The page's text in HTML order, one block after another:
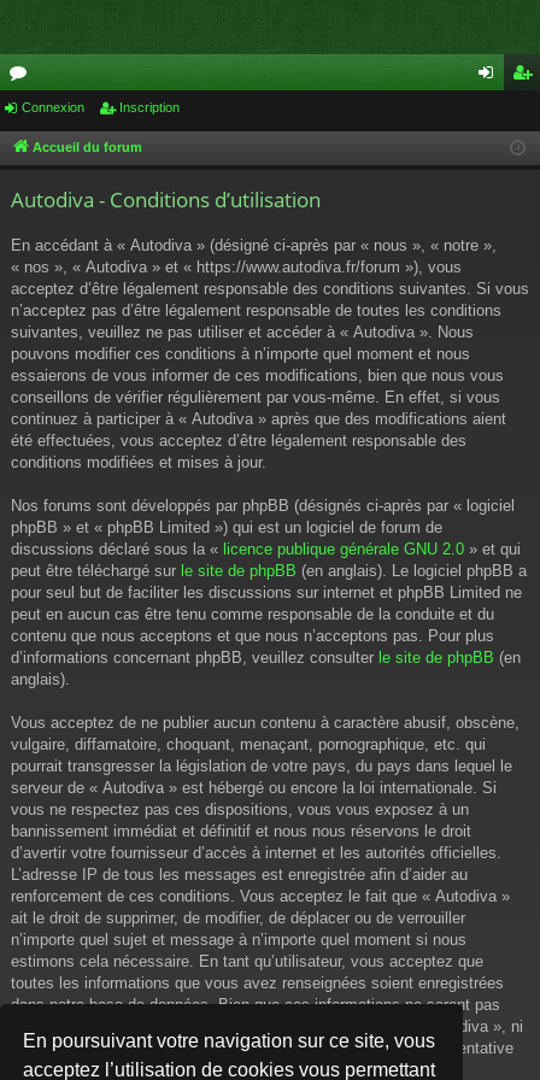
En poursuivant votre navigation sur ce site, vous
acceptez l’utilisation de cookies vous permettant
or
u cri
Connexion Inscription
Accueil du forum
Autodiva - Conditions d’utilisation
En accédant à « Autodiva » (désigné ci-après par « nous », « notre »,
« nos », « Autodiva » et « https://www.autodiva.fr/forum »), vous
acceptez d’être légalement responsable des conditions suivantes. Si vous
n’acceptez pas d’être légalement responsable de toutes les conditions
suivantes, veuillez ne pas utiliser et accéder à « Autodiva ». Nous
pouvons modifier ces conditions à n’importe quel moment et nous
essaierons de vous informer de ces modifications, bien que nous vous
conseillons de vérifier régulièrement par vous-même. En effet, si vous
continuez à participer à « Autodiva » après que des modifications aient
été effectuées, vous acceptez d’être légalement responsable des
conditions modifiées et mises à jour.
Nos forums sont développés par phpBB (désignés ci-après par « logiciel
phpBB » et « phpBB Limited ») qui est un logiciel de forum de
discussions déclaré sous la « licence publique générale GNU 2.0 » et qui
peut être téléchargé sur le site de phpBB (en anglais). Le logiciel phpBB a
pour seul but de faciliter les discussions sur internet et phpBB Limited ne
peut en aucun cas être tenu comme responsable de la conduite et du
contenu que nous acceptons et que nous n’acceptons pas. Pour plus
d’informations concernant phpBB, veuillez consulter le site de phpBB (en
anglais).
Vous acceptez de ne publier aucun contenu à caractère abusif, obscène,
vulgaire, diffamatoire, choquant, menaçant, pornographique, etc. qui
pourrait transgresser la législation de votre pays, du pays dans lequel le
serveur de « Autodiva » est hébergé ou encore la loi internationale. Si
vous ne respectez pas ces dispositions, vous vous exposez à un
bannissement immédiat et définitif et nous nous réservons le droit
d’avertir votre fournisseur d’accès à internet et les autorités officielles.
L’adresse IP de tous les messages est enregistrée afin d’aider au
renforcement de ces conditions. Vous acceptez le fait que « Autodiva »
ait le droit de supprimer, de modifier, de déplacer ou de verrouiller
n’importe quel sujet et message à n’importe quel moment si nous
estimons cela nécessaire. En tant qu’utilisateur, vous acceptez que
toutes les informations que vous avez renseignées soient enregistrées
dans notre base de données. Bien que ces informations ne seront pas
diffusées à une tierce partie sans votre consentement, ni « Autodiva », ni
phpBB, ne pourront être tenus comme responsables en cas de tentative
de piratage informatique visant à compromettre vos données.